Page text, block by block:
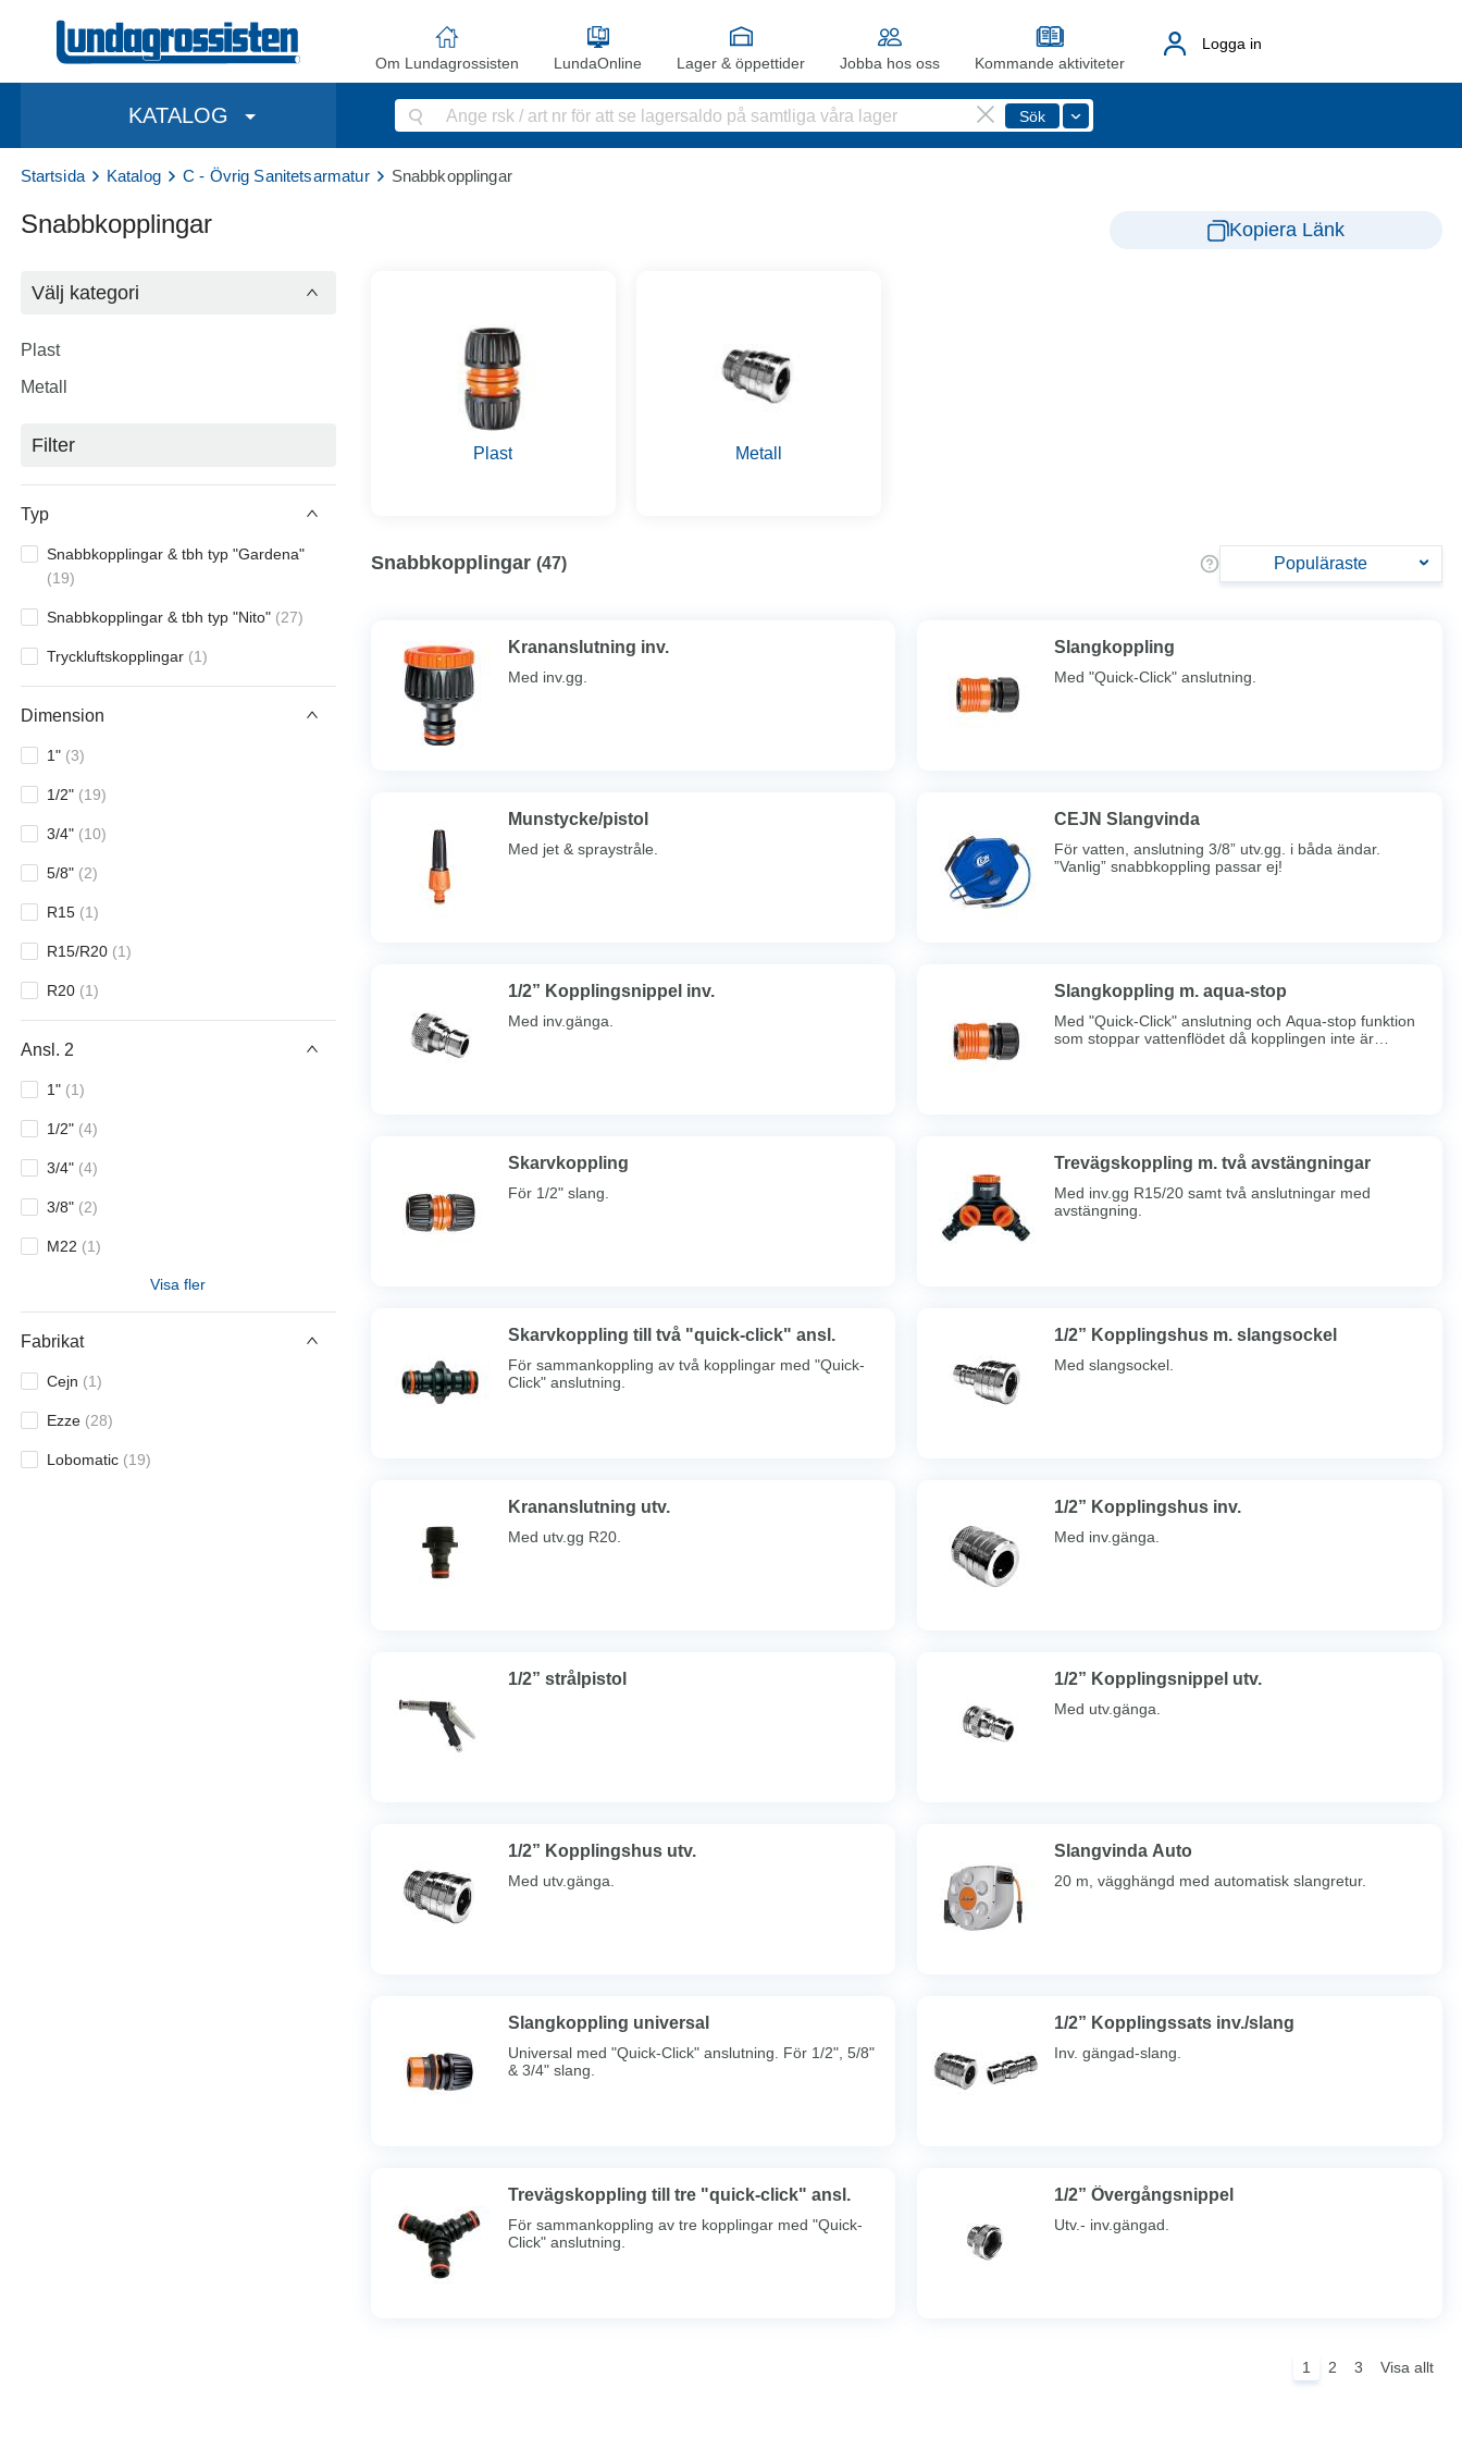
Om Lundagrossisten LundaOnline Lager & öppettider Jobba hos oss Kommande aktiviteter
Logga in
KATALOG
Startsida Katalog C - Övrig Sanitetsarmatur Snabbkopplingar
Snabbkopplingar Kopiera Länk
Välj kategori
Plast
Metall
Filter
Typ
Snabbkopplingar & tbh typ "Gardena"
(19)
Snabbkopplingar & tbh typ "Nito" (27)
Tryckluftskopplingar (1)
Dimension
1" (3)
1/2" (19)
3/4" (10)
5/8" (2)
R15 (1)
R15/R20 (1)
R20 (1)
Ansl. 2
1" (1)
1/2" (4)
3/4" (4)
3/8" (2)
M22 (1)
Visa fler
Fabrikat
Cejn (1)
Ezze (28)
Lobomatic (19)
Plast Metall
Snabbkopplingar (47) Populäraste
Krananslutning inv.
Med inv.gg.
Slangkoppling
Med "Quick-Click" anslutning.
Munstycke/pistol
Med jet & spraystråle.
CEJN Slangvinda
För vatten, anslutning 3/8” utv.gg. i båda ändar.
”Vanlig” snabbkoppling passar ej!
1/2” Kopplingsnippel inv.
Med inv.gänga.
Slangkoppling m. aqua-stop
Med "Quick-Click" anslutning och Aqua-stop funktion
som stoppar vattenflödet då kopplingen inte är
Skarvkoppling
För 1/2" slang.
Trevägskoppling m. två avstängningar
Med inv.gg R15/20 samt två anslutningar med
avstängning.
Skarvkoppling till två "quick-click" ansl.
För sammankoppling av två kopplingar med "Quick-
Click" anslutning.
1/2” Kopplingshus m. slangsockel
Med slangsockel.
Krananslutning utv.
Med utv.gg R20.
1/2” Kopplingshus inv.
Med inv.gänga.
1/2” strålpistol 1/2” Kopplingsnippel utv.
Med utv.gänga.
1/2” Kopplingshus utv.
Med utv.gänga.
Slangvinda Auto
20 m, vägghängd med automatisk slangretur.
Slangkoppling universal
Universal med "Quick-Click" anslutning. För 1/2", 5/8"
& 3/4" slang.
1/2” Kopplingssats inv./slang
Inv. gängad-slang.
Trevägskoppling till tre "quick-click" ansl.
För sammankoppling av tre kopplingar med "Quick-
Click" anslutning.
1/2” Övergångsnippel
Utv.- inv.gängad.
1 2 3 Visa allt